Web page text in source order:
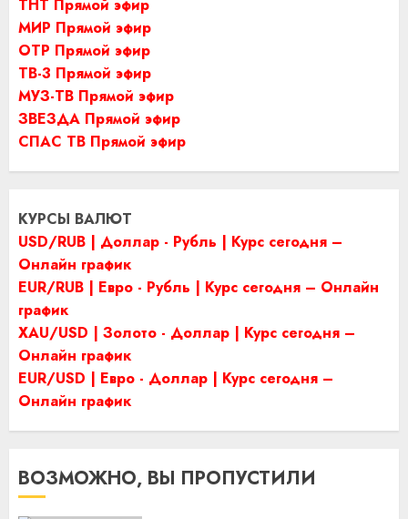
ТНТ Прямой эфир
МИР Прямой эфир
ОТР Прямой эфир
ТВ-3 Прямой эфир
МУЗ-ТВ Прямой эфир
ЗВЕЗДА Прямой эфир
СПАС ТВ Прямой эфир
КУРСЫ ВАЛЮТ
USD/RUB | Доллар - Рубль | Курс сегодня –
Онлайн график
EUR/RUB | Евро - Рубль | Курс сегодня – Онлайн
график
XAU/USD | Золото - Доллар | Курс сегодня –
Онлайн график
EUR/USD | Евро - Доллар | Курс сегодня –
Онлайн график
ВОЗМОЖНО, ВЫ ПРОПУСТИЛИ